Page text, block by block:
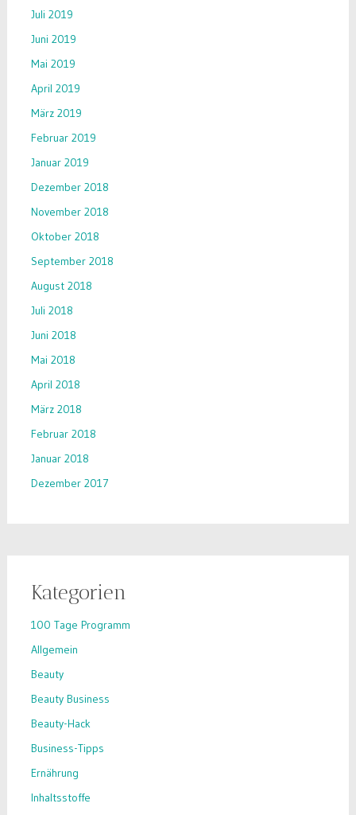
Juli 2019
Juni 2019
Mai 2019
April 2019
März 2019
Februar 2019
Januar 2019
Dezember 2018
November 2018
Oktober 2018
September 2018
August 2018
Juli 2018
Juni 2018
Mai 2018
April 2018
März 2018
Februar 2018
Januar 2018
Dezember 2017
Kategorien
100 Tage Programm
Allgemein
Beauty
Beauty Business
Beauty-Hack
Business-Tipps
Ernährung
Inhaltsstoffe